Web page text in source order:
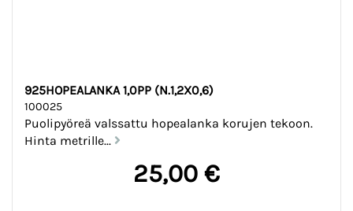
925HOPEALANKA 1,0PP (N.1,2X0,6)
100025
Puolipyöreä valssattu hopealanka korujen tekoon.
Hinta metrille...
25,00 €